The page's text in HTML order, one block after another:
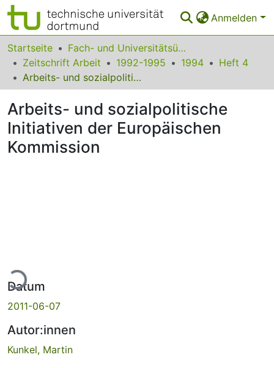
Anmelden
Bereiche & Sammlungen
Das gesamte Repositorium
FAQ
Leitlinien
Startseite
Fach- und Universitätsübergreifendes
Zeitschrift Arbeit
1992-1995 1994
Heft 4
Arbeits- und sozialpolitische Initiativen der Europäischen Kommission
Arbeits- und sozialpolitische
Initiativen der Europäischen
Kommission
Lade...
Datum
2011-06-07
Autor:innen
Kunkel, Martin